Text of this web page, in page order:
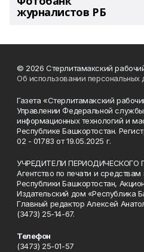
журналистов РБ
© 2026 Стерлитамакский
Об использовании персональных
Газета «Стерлитамакский
Управлении Федеральной
информационных технологий и
Республике Башкортостан.
02 - 01783 от 19.05.2025 г.
УЧРЕДИТЕЛИ ПЕРИОДИЧЕСКОГО
Агентство по печати и
Республики Башкортостан,
Издательский дом «Республика
Главный редактор Алексей
(3473) 25-14-67.
Телефон
(3473) 25-01-57